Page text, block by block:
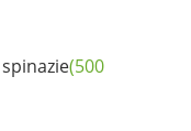
spinazie(500